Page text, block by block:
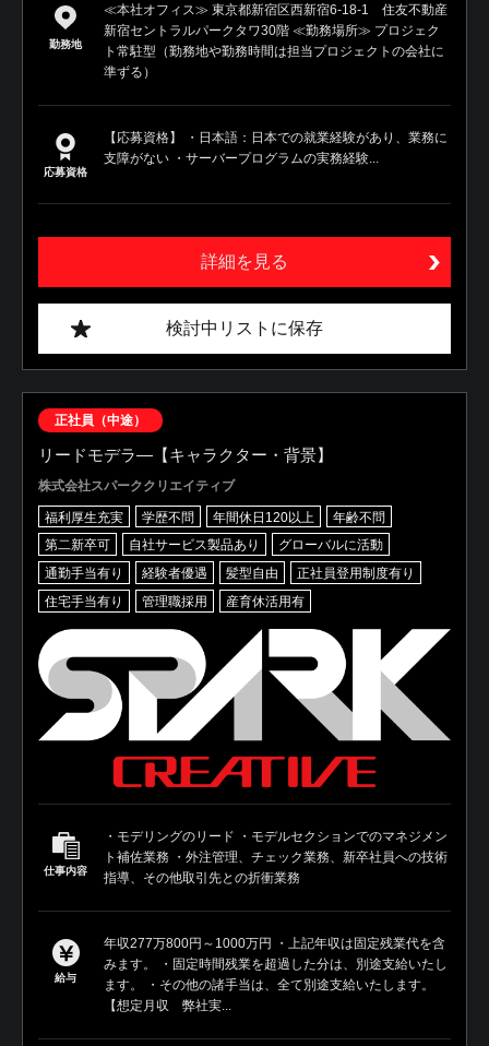
勤務地
≪本社オフィス≫ 東京都新宿区西新宿6-18-1 住友不動産
新宿セントラルパークタワ30階 ≪勤務場所≫ プロジェク
ト常駐型（勤務地や勤務時間は担当プロジェクトの会社に
準ずる）
応募資格
【応募資格】 ・日本語：日本での就業経験があり、業務に
支障がない ・サーバープログラムの実務経験...
詳細を見る
検討中リストに保存
正社員（中途）
リードモデラ―【キャラクター・背景】
株式会社スパーククリエイティブ
福利厚生充実 学歴不問 年間休日120以上
年齢不問
第二新卒可
自社サービス製品あり
グローバルに活動
通勤手当有り
経験者優遇 髪型自由
正社員登用制度有り
住宅手当有り
管理職採用 産育休活用有
仕事内容
・モデリングのリード ・モデルセクションでのマネジメン
ト補佐業務 ・外注管理、チェック業務、新卒社員への技術
指導、その他取引先との折衝業務
給与
年収277万800円～1000万円 ・上記年収は固定残業代を含
みます。 ・固定時間残業を超過した分は、別途支給いたし
ます。 ・その他の諸手当は、全て別途支給いたします。
【想定月収 弊社実...